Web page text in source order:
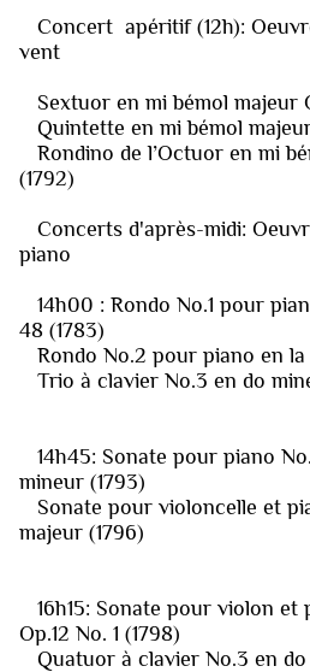
Concert apéritif (12h):
vent
Sextuor en mi bémol majeur
Quintette en mi bémol majeur
Rondino de l’Octuor en mi
(1792)
Concerts d'après-midi:
piano
14h00 : Rondo No.1 pour
48 (1783)
Rondo No.2 pour piano en la
Trio à clavier No.3 en do
14h45: Sonate pour piano
mineur (1793)
Sonate pour violoncelle et
majeur (1796)
16h15: Sonate pour violon et
Op.12 No. 1 (1798)
Quatuor à clavier No.3 en do